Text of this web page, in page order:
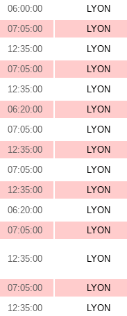
06:00:00 LYON
07:05:00 LYON
12:35:00 LYON
07:05:00 LYON
12:35:00 LYON
06:20:00 LYON
07:05:00 LYON
12:35:00 LYON
07:05:00 LYON
12:35:00 LYON
06:20:00 LYON
07:05:00 LYON
12:35:00 LYON
07:05:00 LYON
12:35:00 LYON